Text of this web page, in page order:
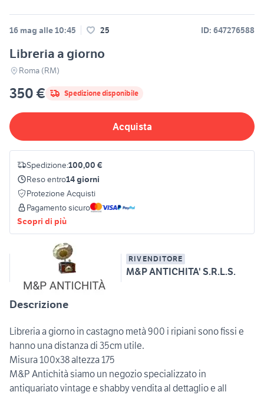
16 mag alle 10:45 25 ID: 647276588
Libreria a giorno
Roma (RM)
350 € Spedizione disponibile
Acquista
Spedizione:100,00 €
Reso entro14 giorni
Protezione Acquisti
Pagamento sicuro
Scopri di più
RIVENDITORE
M&P ANTICHITA' S.R.L.S.
Descrizione
Libreria a giorno in castagno metà 900 i ripiani sono fissi e
hanno una distanza di 35cm utile.
Misura 100x38 altezza 175
M&P Antichità siamo un negozio specializzato in
antiquariato vintage e shabby vendita al dettaglio e all